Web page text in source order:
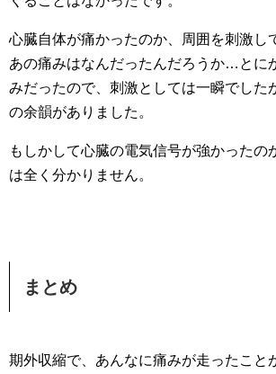
心臓自体が痛かったのか、周囲を刺激し
あの痛みはなんだったんだろうか…とに
みだったので、刺激としては一瞬でした
の余韻がありました。
もしかして心臓の電気信号が強かったの
は全く分かりません。
まとめ
期外収縮で、あんなに痛みが走ったこと